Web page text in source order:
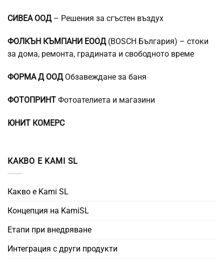
СИВЕА ООД– Решения за сгъстен въздух
ФОЛКЪН КЪМПАНИ ЕООД(BOSCH България) – стоки
за дома, ремонта, градината и свободното време
ФОРМА Д ООД Обзавеждане за баня
ФОТОПРИНТ Фотоателиета и магазини
ЮНИТ КОМЕРС
КАКВО Е KAMI SL
Какво е Kami SL
Концепция на KamiSL
Етапи при внедряване
Интеграция с други продукти